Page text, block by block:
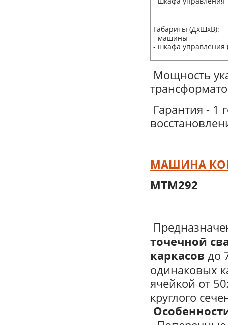
Габариты (ДхШхВ):
- машины
- шкафа управления
Мощность
Гарантия - 1
МАШИНА
МТМ292
точечной
каркасов до
одинаковых
ячейкой от
круглого